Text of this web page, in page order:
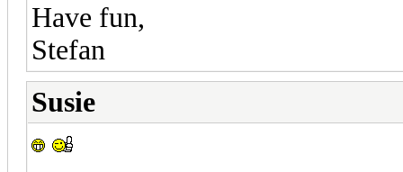
Have fun,
Stefan
Susie